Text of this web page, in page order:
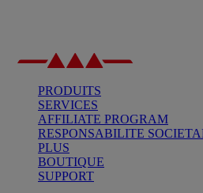
PRODUITS
SERVICES
AFFILIATE PROGRAM
RESPONSABILITE
PLUS
BOUTIQUE
SUPPORT